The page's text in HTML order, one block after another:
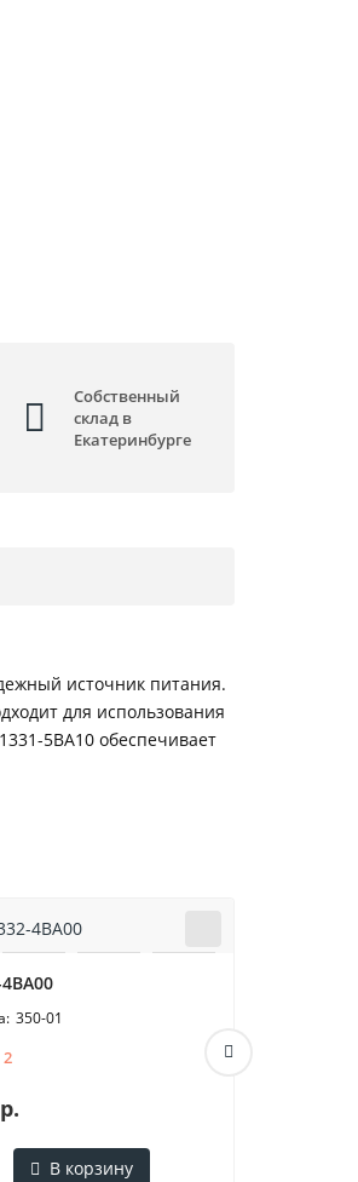
Собственный
склад в
Екатеринбурге
источник питания.
для использования
5BA10 обеспечивает
350-01
2
В корзину